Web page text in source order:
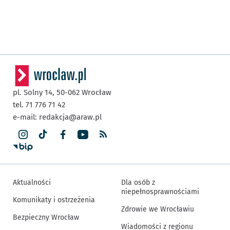
pl. Solny 14, 50-062 Wrocław
tel. 71 776 71 42
e-mail: redakcja@araw.pl
Aktualności
Komunikaty i ostrzeżenia
Bezpieczny Wrocław
Dla osób z
niepełnosprawnościami
Zdrowie we Wrocławiu
Wiadomości z regionu